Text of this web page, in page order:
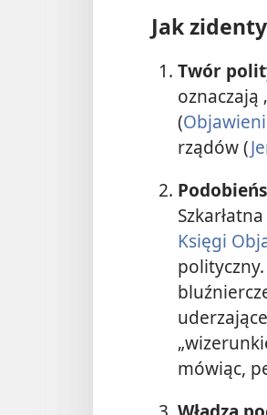
Jak
Twór
oznaczają
(
rządów (
Księgi
mówiąc,